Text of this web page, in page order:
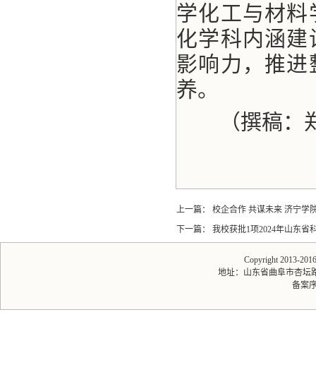
学化工与材
化学科内涵
影响力，推
养。
（撰稿
上一篇：
校企合作 共谋未来 济宁学
下一篇：
我校获批1项2024年山东省
Copyright 2013-
地址：山东省曲阜市杏坛
备案